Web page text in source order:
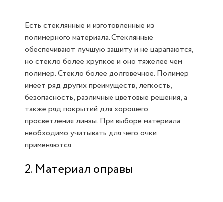
Есть стеклянные и изготовленные из
полимерного материала. Стеклянные
обеспечивают лучшую защиту и не царапаются,
но стекло более хрупкое и оно тяжелее чем
полимер. Стекло более долговечное. Полимер
имеет ряд других преимуществ, легкость,
безопасность, различные цветовые решения, а
также ряд покрытий для хорошего
просветления линзы. При выборе материала
необходимо учитывать для чего очки
применяются.
2. Материал оправы